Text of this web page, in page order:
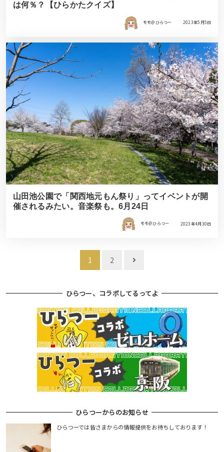
は何％？【ひらかたクイズ】
モモ＠ひらつー 2023年5月5日
山田池公園で「関西地元もん祭り」ってイベントが開
催されるみたい。音楽祭も。6月24日
モモ＠ひらつー 2023年4月30日
ビ
1 2
ひらつー、コラボしてるってよ
ひらつーからのお知らせ
ひらつーでは皆さまからの情報提供をお待ちしております！